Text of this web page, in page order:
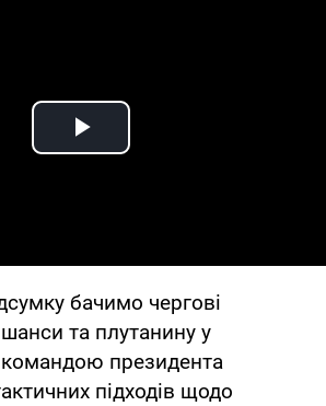
Play Video
бачимо чергові
та плутанину у
командою президента
підходів щодо